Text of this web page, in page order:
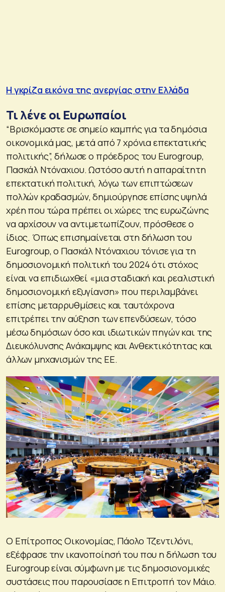
Η γκρίζα εικόνα της ανεργίας στην Ελλάδα
Τι λένε οι Ευρωπαίοι
“Βρισκόμαστε σε σημείο καμπής για τα δημόσια
οικονομικά μας, μετά από 7 χρόνια επεκτατικής
πολιτικής”, δήλωσε ο πρόεδρος του Eurogroup,
Πασκάλ Ντόναχιου. Ωστόσο αυτή η απαραίτητη
επεκτατική πολιτική, λόγω των επιπτώσεων
πολλών κραδασμών, δημιούργησε επίσης υψηλά
χρέη που τώρα πρέπει οι χώρες της ευρωζώνης
να αρχίσουν να αντιμετωπίζουν, πρόσθεσε ο
ίδιος. Όπως επισημαίνεται στη δήλωση του
Eurogroup, ο Πασκάλ Ντόναχιου τόνισε για τη
δημοσιονομική πολιτική του 2024 ότι στόχος
είναι να επιδιωχθεί «μια σταδιακή και ρεαλιστική
δημοσιονομική εξυγίανση» που περιλαμβάνει
επίσης μεταρρυθμίσεις και ταυτόχρονα
επιτρέπει την αύξηση των επενδύσεων, τόσο
μέσω δημόσιων όσο και ιδιωτικών πηγών και της
Διευκόλυνσης Ανάκαμψης και Ανθεκτικότητας και
άλλων μηχανισμών της ΕΕ.
Ο Επίτροπος Οικονομίας, Πάολο Τζεντιλόνι,
εξέφρασε την ικανοποίησή του που η δήλωση του
Eurogroup είναι σύμφωνη με τις δημοσιονομικές
συστάσεις που παρουσίασε η Επιτροπή τον Μάιο.